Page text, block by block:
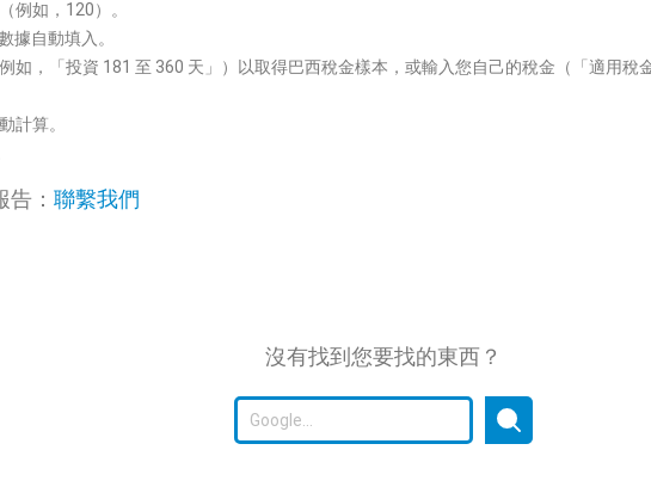
例如，120）。
據自動填入。
如，「投資 181 至 360 天」）以取得巴西稅金樣本，或輸入您自己的稅金（「適用稅
計算。
： 聯繫我們
沒有找到您要找的東西？